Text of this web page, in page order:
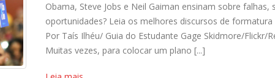
Obama, Steve Jobs e Neil Gaiman ensinam sobre falhas,
oportunidades? Leia os melhores discursos de formatura
Por Taís Ilhéu/ Guia do Estudante Gage Skidmore/Flickr/
Muitas vezes, para colocar um plano [...]